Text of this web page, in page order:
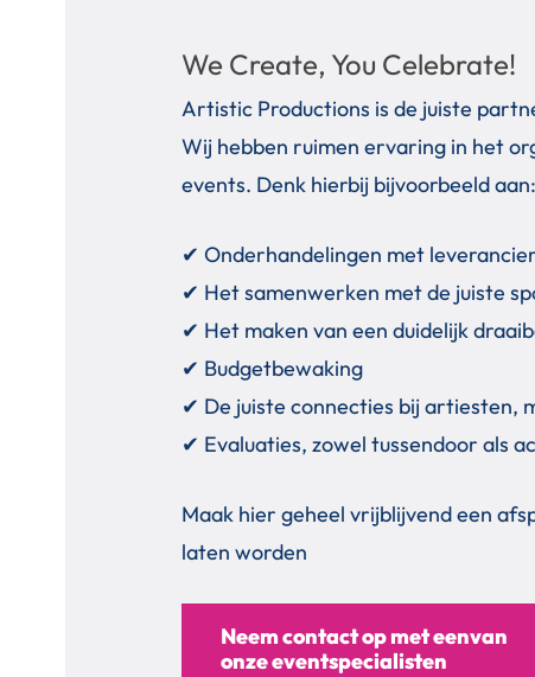
We Create, You Celebrate!
Artistic Productions is de juiste
Wij hebben ruimen ervaring in het
events. Denk hierbij bijvoorbeeld aan:
✔ Onderhandelingen met
✔ Het samenwerken met de juiste
✔ Het maken van een duidelijk
✔ Budgetbewaking
✔ De juiste connecties bij artiesten,
✔ Evaluaties, zowel tussendoor als
Maak hier geheel vrijblijvend een
laten worden
Neem contact op met eenvan
onze eventspecialisten